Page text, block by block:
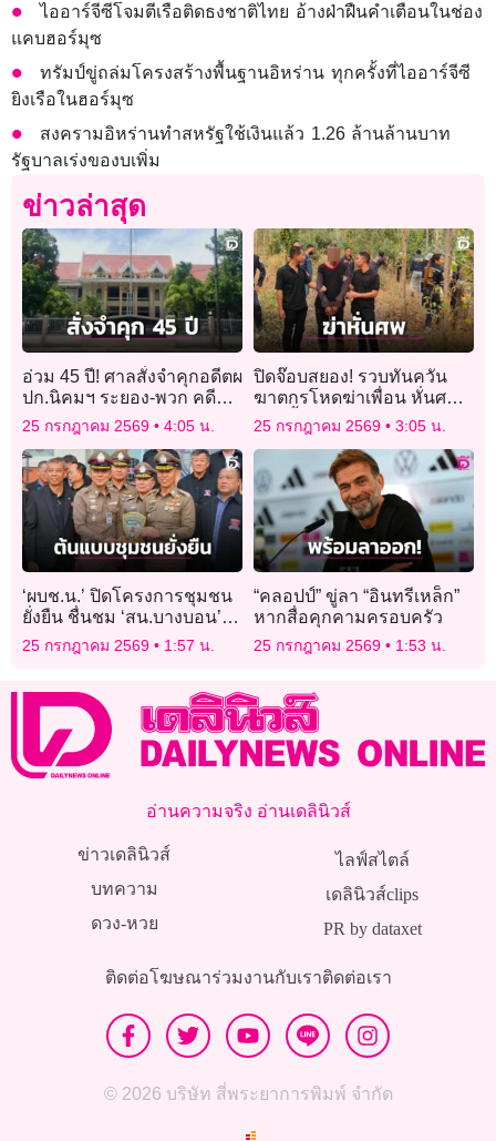
ไออาร์จีซีโจมตีเรือติดธงชาติไทย อ้างฝ่าฝืนคำเตือนในช่อง
แคบฮอร์มุซ
ทรัมป์ขู่ถล่มโครงสร้างพื้นฐานอิหร่าน ทุกครั้งที่ไออาร์จีซี
ยิงเรือในฮอร์มุซ
สงครามอิหร่านทำสหรัฐใช้เงินแล้ว 1.26 ล้านล้านบาท
รัฐบาลเร่งของบเพิ่ม
ข่าวล่าสุด
อ่วม 45 ปี! ศาลสั่งจำคุกอดีตผ
ปก.นิคมฯ ระยอง-พวก คดี
โกงงบฝึกอบรมฯ
25 กรกฎาคม 2569 4:05 น.
ปิดจ๊อบสยอง! รวบทันควัน
ฆาตกรโหดฆ่าเพื่อน หั่นศพ
แยกทิ้งอำพราง
25 กรกฎาคม 2569 3:05 น.
‘ผบช.น.’ ปิดโครงการชุมชน
ยั่งยืน ชื่นชม ‘สน.บางบอน’
ต้นแบบชุมชนปลอดยาเสพติด
25 กรกฎาคม 2569 1:57 น.
“คลอปป์” ขู่ลา “อินทรีเหล็ก”
หากสื่อคุกคามครอบครัว
25 กรกฎาคม 2569 1:53 น.
อ่านความจริง อ่านเดลินิวส์
ข่าวเดลินิวส์
บทความ
ดวง-หวย
ไลฟ์สไตล์
เดลินิวส์clips
PR by dataxet
ติดต่อโฆษณาร่วมงานกับเราติดต่อเรา
© 2026 บริษัท สี่พระยาการพิมพ์ จำกัด